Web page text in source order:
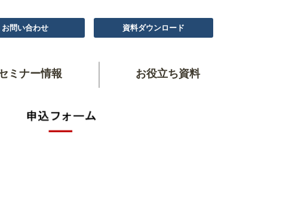
お問い合わせ 資料ダウンロード
ミナー情報 お役立ち資料